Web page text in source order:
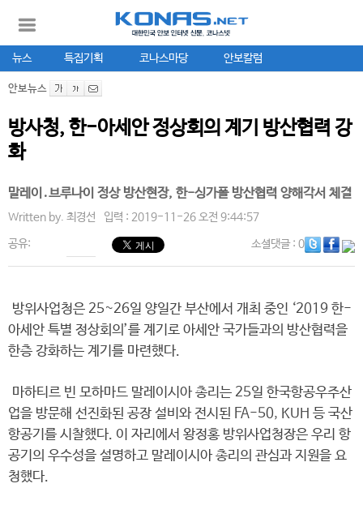
뉴스 특집기획 코나스마당 안보칼럼
안보뉴스
방사청, 한-아세안 정상회의 계기 방산협력 강
화
말레이․브루나이 정상 방산현장, 한-싱가폴 방산협력 양해각서 체결
Written by. 최경선 입력 : 2019-11-26 오전 9:44:57
공유: 소셜댓글: 0
방위사업청은 25~26일 양일간 부산에서 개최 중인 ‘2019 한-
아세안 특별 정상회의’를 계기로 아세안 국가들과의 방산협력을
한층 강화하는 계기를 마련했다.
마하티르 빈 모하마드 말레이시아 총리는 25일 한국항공우주산
업을 방문해 선진화된 공장 설비와 전시된 FA-50, KUH 등 국산
항공기를 시찰했다. 이 자리에서 왕정홍 방위사업청장은 우리 항
공기의 우수성을 설명하고 말레이시아 총리의 관심과 지원을 요
청했다.